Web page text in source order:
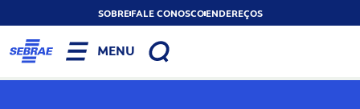
SOBREFALE CONOSCOENDEREÇOS
MENU